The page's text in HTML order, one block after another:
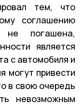
тем, что
соглашению
погашена,
является
с автомобиля и
могут привести
в свою очередь
невозможным